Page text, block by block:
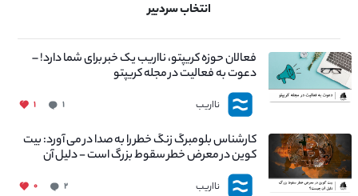
انتخاب سردبیر
فعالان حوزه کریپتو، نااریب یک خبر برای شما دارد! –
دعوت به فعالیت در مجله کریپتو
نااریب ۱ ۱
کارشناس بلومبرگ زنگ خطر را به صدا در می آورد: بیت
کوین در معرض خطر سقوط بزرگ است - دلیل آن
چیست؟
نااریب ۲ ۰